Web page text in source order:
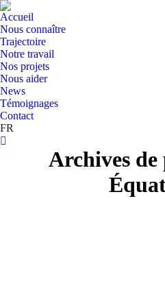
Accueil
Nous connaître
Trajectoire
Notre travail
Nos projets
Nous aider
News
Témoignages
Contact
FR
Search:
Archives